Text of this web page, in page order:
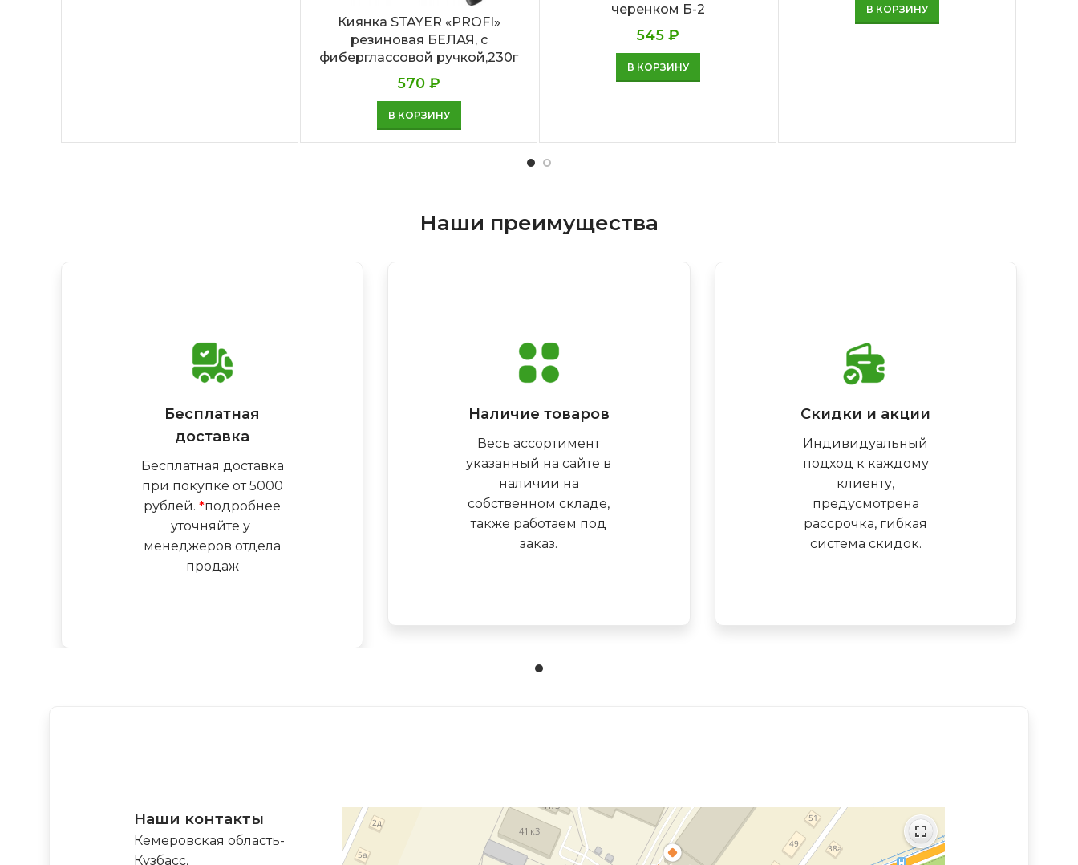
Киянка STAYER «PROFI»
резиновая БЕЛАЯ, с
фиберглассовой ручкой,230г
570₽
В КОРЗИНУ
черенком Б-2
545₽
В КОРЗИНУ
В КОРЗИНУ
Наши преимущества
Бесплатная
доставка
Бесплатная доставка
при покупке от 5000
рублей.*подробнее
уточняйте у
менеджеров отдела
продаж
Наличие товаров
Весь ассортимент
указанный на сайте в
наличии на
собственном складе,
также работаем под
заказ.
Скидки и акции
Индивидуальный
подход к каждому
клиенту,
предусмотрена
рассрочка, гибкая
система скидок.
Наши контакты
Кемеровская область-
Кузбасс,